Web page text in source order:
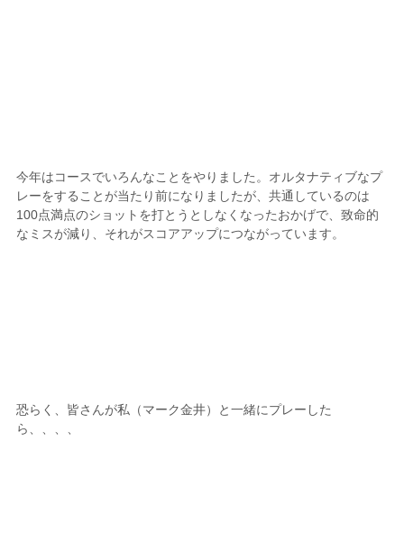
今年はコースでいろんなことをやりました。オルタナティブなプ
レーをすることが当たり前になりましたが、共通しているのは
100点満点のショットを打とうとしなくなったおかげで、致命的
なミスが減り、それがスコアアップにつながっています。
恐らく、皆さんが私（マーク金井）と一緒にプレーした
ら、、、、